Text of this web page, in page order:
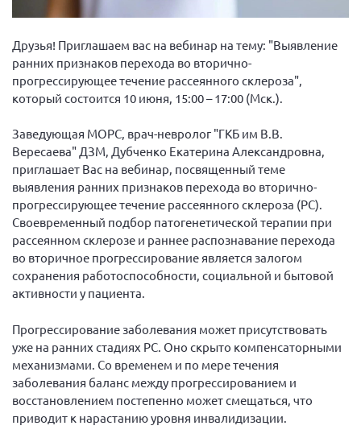
Вице-президент Черненко Д.Е.
Вице-президент Валюх М.В.
Вице-президент Чернова А.В.
Вице-президент Цикорин И.В.
Главный бухгалтер Жаворонкова Г.М.
Конференция ОООИБРС 2026
Конференция ОООИБРС 2025
Экспертный совет ОООИБРС 2025
Конференция ОООИБРС 2024
Конференция ОООИБРС 2023
Конференция ОООИБРС 2022
Конференция ОООИБРС 2021
Конференция ВСЭ 2021
Конференция ОООИБРС 2020
Документы съездов
Первый съезд
Друзья! Приглашаем вас на вебинар на тему: "Выявление
ранних признаков перехода во вторично-
прогрессирующее течение рассеянного склероза",
который состоится 10 июня, 15:00 – 17:00 (Мск.).
Заведующая МОРС, врач-невролог "ГКБ им В.В.
Вересаева" ДЗМ, Дубченко Екатерина Александровна,
приглашает Вас на вебинар, посвященный теме
выявления ранних признаков перехода во вторично-
прогрессирующее течение рассеянного склероза (РС).
Своевременный подбор патогенетической терапии при
рассеянном склерозе и раннее распознавание перехода
во вторичное прогрессирование является залогом
сохранения работоспособности, социальной и бытовой
активности у пациента.
Прогрессирование заболевания может присутствовать
уже на ранних стадиях РС. Оно скрыто компенсаторными
механизмами. Со временем и по мере течения
заболевания баланс между прогрессированием и
восстановлением постепенно может смещаться, что
приводит к нарастанию уровня инвалидизации.